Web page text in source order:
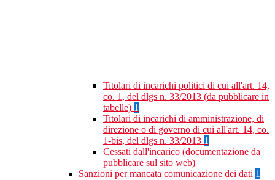
Titolari di incarichi politici di cui all'art. 14,
co. 1, del dlgs n. 33/2013 (da pubblicare in
tabelle) 1
Titolari di incarichi di amministrazione, di
direzione o di governo di cui all'art. 14, co.
1-bis, del dlgs n. 33/2013 1
Cessati dall'incarico (documentazione da
pubblicare sul sito web)
Sanzioni per mancata comunicazione dei dati 1